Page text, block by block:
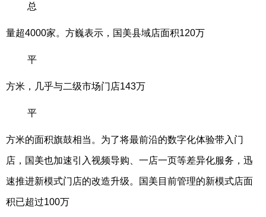
总
量超4000家。方巍表示，国美县域店面积120万
平
方米，几乎与二级市场门店143万
平
方米的面积旗鼓相当。为了将最前沿的数字化体验带入门
店，国美也加速引入视频导购、一店一页等差异化服务，迅
速推进新模式门店的改造升级。国美目前管理的新模式店面
积已超过100万